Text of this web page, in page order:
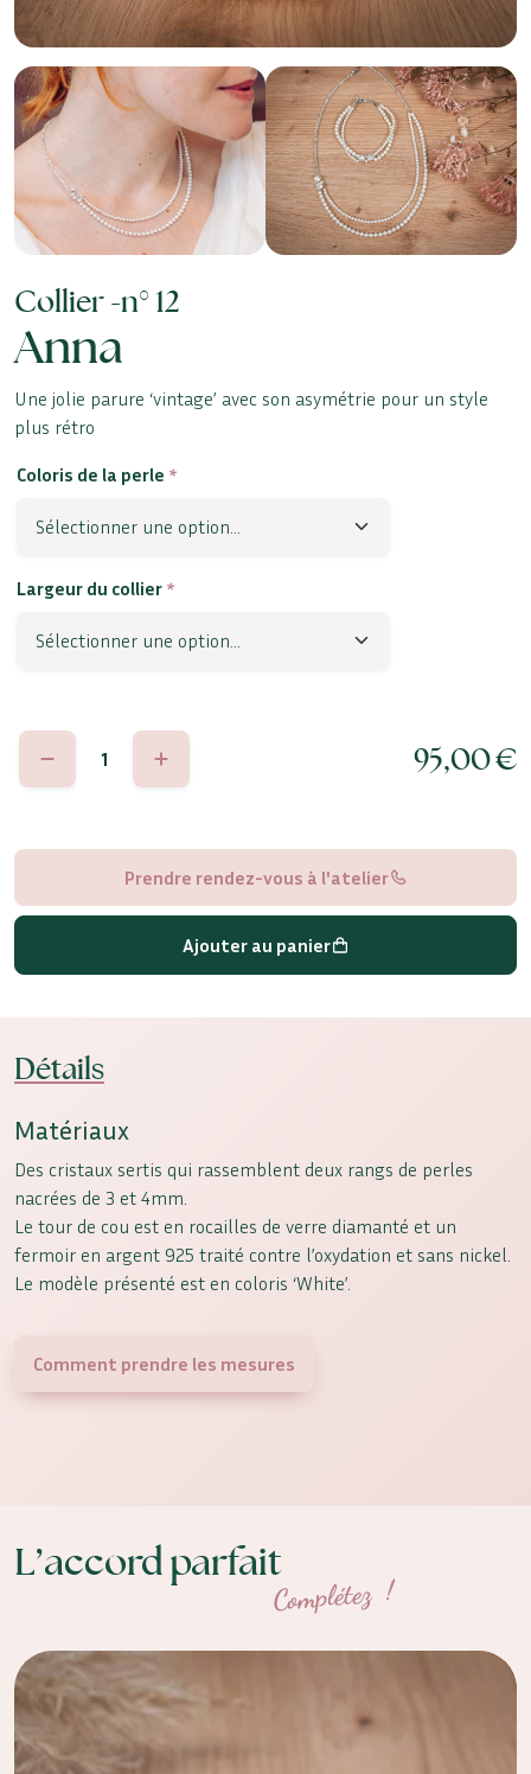
Collier -n° 12
Anna
Une jolie parure ‘vintage’ avec son asymétrie pour un style
plus rétro
Coloris de la perle *
Largeur du collier *
quantité
95,00€
Prendre rendez-vous à l'atelier
Ajouter au panier
Détails
Matériaux
Des cristaux sertis qui rassemblent deux rangs de perles
nacrées de 3 et 4mm.
Le tour de cou est en rocailles de verre diamanté et un
fermoir en argent 925 traité contre l’oxydation et sans nickel.
Le modèle présenté est en coloris ‘White’.
Comment prendre les mesures
L’accord parfait
Complétez !